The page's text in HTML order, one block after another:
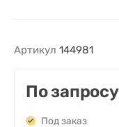
Артикул 144981
По запросу
Под заказ